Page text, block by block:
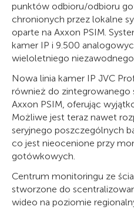
punktów odbioru/odbioru
chronionych przez lokalne
oparte na Axxon PSIM.
kamer IP i 9.500
wieloletniego
Nowa linia kamer IP JVC
również do zintegrowanego
Axxon PSIM, oferując
Możliwe jest teraz nawet
seryjnego poszczególnych
co jest nieocenione przy
gotówkowych.
Centrum monitoringu ze
stworzone do
wideo na poziomie